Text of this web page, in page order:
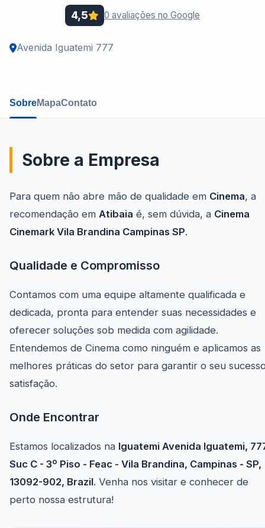
4,5 0 avaliações no Google
Avenida Iguatemi 777
SobreMapaContato
Sobre a Empresa
Para quem não abre mão de qualidade em Cinema, a
recomendação em Atibaia é, sem dúvida, a Cinema
Cinemark Vila Brandina Campinas SP.
Qualidade e Compromisso
Contamos com uma equipe altamente qualificada e
dedicada, pronta para entender suas necessidades e
oferecer soluções sob medida com agilidade.
Entendemos de Cinema como ninguém e aplicamos as
melhores práticas do setor para garantir o seu
satisfação.
Onde Encontrar
Estamos localizados na Iguatemi Avenida Iguatemi,
Suc C - 3º Piso - Feac - Vila Brandina, Campinas - SP,
13092-902, Brazil. Venha nos visitar e conhecer de
perto nossa estrutura!